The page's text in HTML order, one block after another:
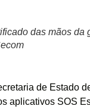
das mãos da
de Estado
aplicativos SOS